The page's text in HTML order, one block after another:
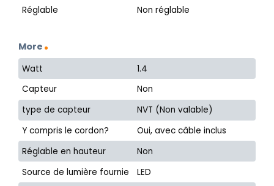
Réglable
Non réglable
More
Watt
1.4
Capteur
Non
type de capteur
NVT (Non valable)
Y compris le cordon?
Oui, avec câble inclus
Réglable en hauteur
Non
Source de lumière fournie
LED